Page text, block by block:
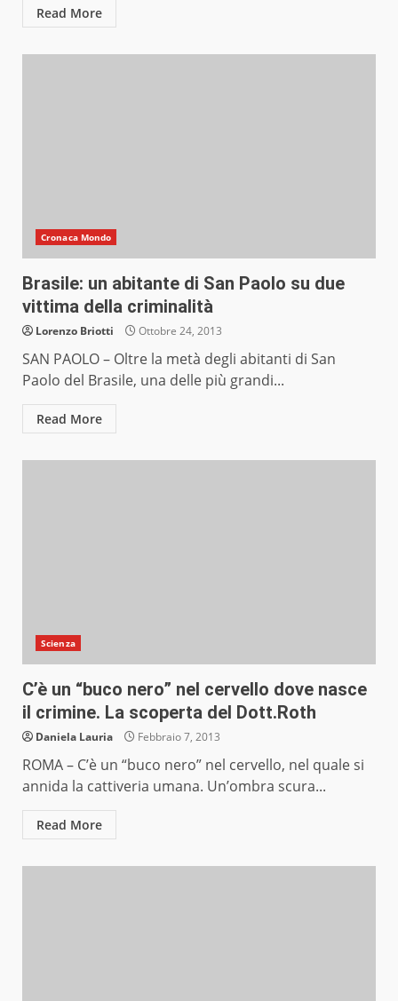
Read More
Cronaca Mondo
Brasile: un abitante di San Paolo su due
vittima della criminalità
Lorenzo Briotti Ottobre 24, 2013
SAN PAOLO – Oltre la metà degli abitanti di San
Paolo del Brasile, una delle più grandi...
Read More
Scienza
C’è un “buco nero” nel cervello dove nasce
il crimine. La scoperta del Dott.Roth
Daniela Lauria Febbraio 7, 2013
ROMA – C’è un “buco nero” nel cervello, nel quale si
annida la cattiveria umana. Un’ombra scura...
Read More